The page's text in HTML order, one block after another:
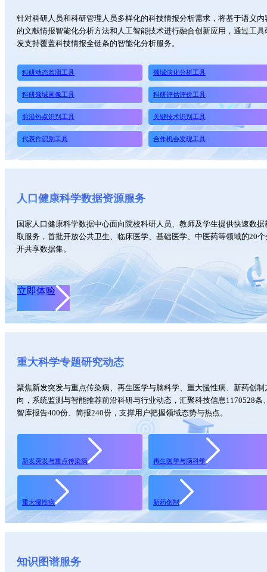
针对科研人员和科研管理人员多样化的科技情报分析需求，将基于语义内
的文献情报智能化分析方法和人工智能技术进行融合创新应用，通过工具
发支持覆盖科技情报全链条的智能化分析服务。
科研动态监测工具 领域演化分析工具
科研领域画像工具 科研评估评价工具
前沿热点识别工具 关键技术识别工具
代表作识别工具 合作机会发现工具
人口健康科学数据资源服务
国家人口健康科学数据中心面向院校科研人员、教师及学生提供快速数据
取服务，首批开放公共卫生、临床医学、基础医学、中医药等领域的20个
开共享数据集。
立即体验
重大科学专题研究动态
聚焦新发突发与重点传染病、再生医学与脑科学、重大慢性病、新药创制
向，系统监测与智能推荐前沿科研与行业动态，汇聚科技信息1170528条
智库报告400份、简报240份，支撑用户把握领域态势与热点。
新发突发与重点传染病 再生医学与脑科学
重大慢性病 新药创制
知识图谱服务